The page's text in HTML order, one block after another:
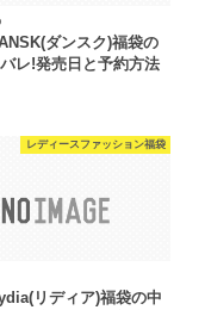
ダンスク)福袋の
レ!発売日と予約方法
レディースファッション福袋
リディア)福袋の中